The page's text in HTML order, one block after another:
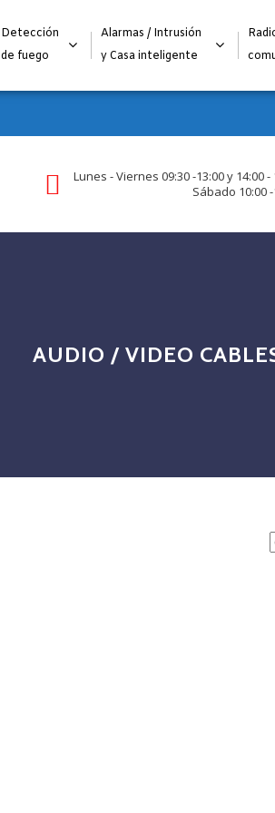
Detección
de fuego
Alarmas / Intrusión
y Casa inteligente
Lunes - Viernes 09:30 -13:00 y 14:00 -
Sábado 10:00
AUDIO / VIDEO